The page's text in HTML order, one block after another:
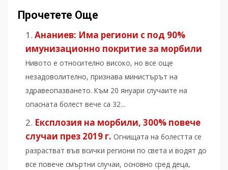
Прочетете Още
Ананиев: Има региони с под 90%
имунизационно покритие за морбили
Нивото е относително високо, но все още
незадоволително, признава министърът на
здравеопазването. Към 20 януари случаите на
опасната болест вече са 32...
Експлозия на морбили, 300% повече
случаи през 2019 г. Огнищата на болестта се
разрастват във всички региони по света и водят до
все повече смъртни случаи, основно сред деца,